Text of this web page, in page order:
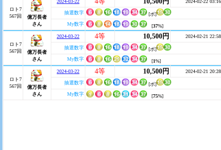
ロト7
567回
億万長者
さん
2024-03-22 2024-02-22 03:16
抽選数字
[ボ]
My数字
[37%]
ロト7
567回
億万長者
さん
2024-03-22 4等 10,500円 2024-02-21 22:58
抽選数字
[ボ]
My数字
[1%]
ロト7
567回
億万長者
さん
2024-03-22 4等 10,500円 2024-02-21 20:28
抽選数字
[ボ]
My数字
[75%]